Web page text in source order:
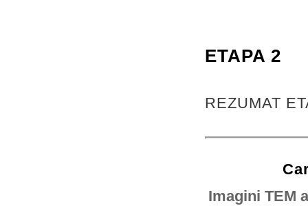
ETAPA 2
REZUMAT
Imagini TEM